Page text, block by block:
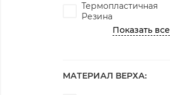
Термопластичная
Резина
Показать все
МАТЕРИАЛ ВЕРХА: